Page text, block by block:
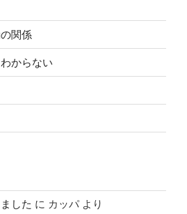
関係
からない
した に カッパより